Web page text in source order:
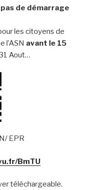
de démarrage
les citoyens de
l’ASN avant le 15
Aout…
EPR
BmTU
téléchargeable.